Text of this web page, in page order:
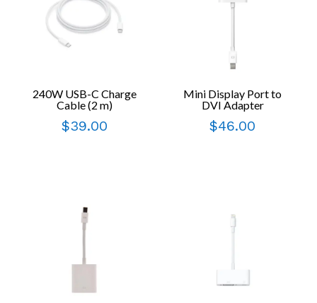
240W USB-C Charge
Cable (2 m)
$39.00
Mini Display Port to
DVI Adapter
$46.00